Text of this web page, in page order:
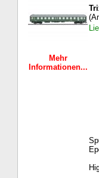
Mehr
Informationen...